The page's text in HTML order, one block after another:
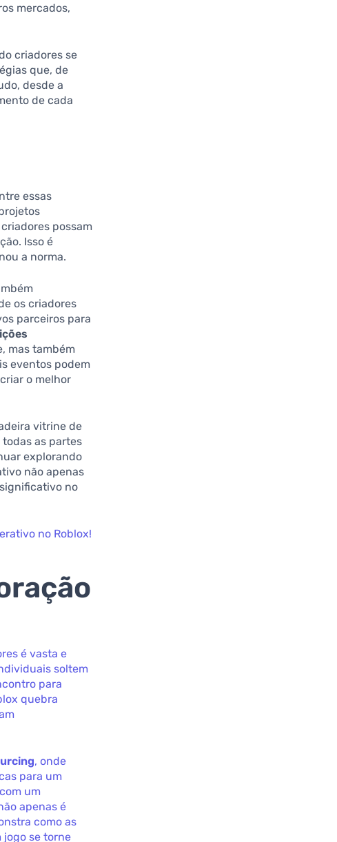
mercados,
criadores se
que, de
desde a
de cada
essas
possam
Isso é
a norma.
os criadores
parceiros para
mas também
eventos podem
o melhor
vitrine de
as partes
explorando
não apenas
no
no Roblox!
é vasta e
soltem
para
quebra
, onde
para um
um
apenas é
como as
se torne